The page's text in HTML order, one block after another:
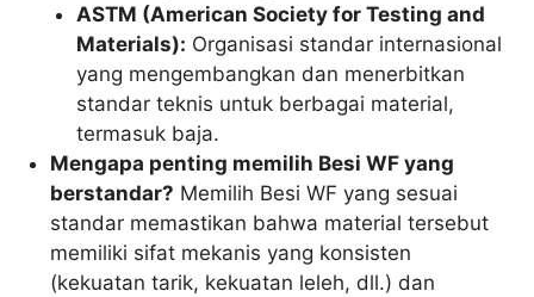
ASTM (American Society for Testing and
Materials): Organisasi standar internasional
yang mengembangkan dan menerbitkan
standar teknis untuk berbagai material,
termasuk baja.
Mengapa penting memilih Besi WF yang
berstandar? Memilih Besi WF yang sesuai
standar memastikan bahwa material tersebut
memiliki sifat mekanis yang konsisten
(kekuatan tarik, kekuatan leleh, dll.) dan